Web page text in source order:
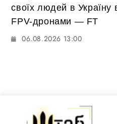
своїх людей в Україну
FPV-дронами — FT
06.08.2026 13:00